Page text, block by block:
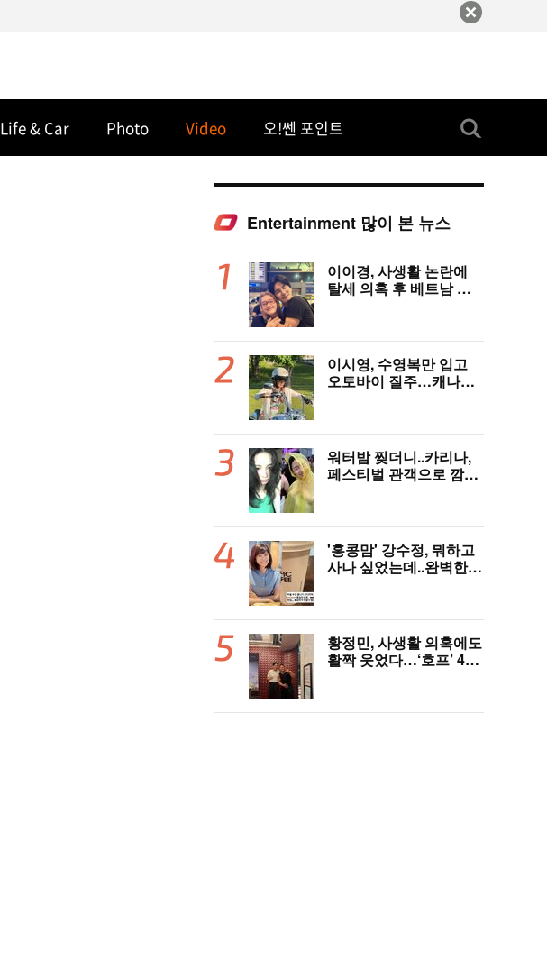
Life & Car Photo Video 오!쎈 포인트
Entertainment 많이 본 뉴스
이이경, 사생활 논란에
탈세 의혹 후 베트남 女
이시영, 수영복만 입고
오토바이 질주…캐나다
워터밤 찢더니..카리나,
페스티벌 관객으로 깜짝
'홍콩맘' 강수정, 뭐하고
사나 싶었는데..완벽한
황정민, 사생활 의혹에도
활짝 웃었다…‘호프’ 400